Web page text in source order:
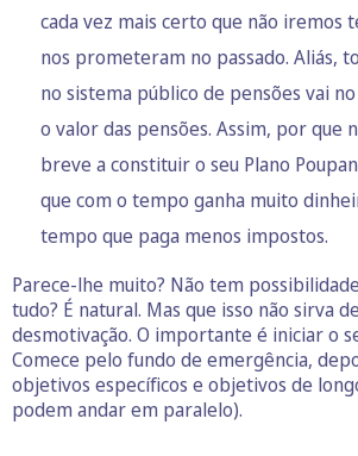
cada vez mais certo que não iremos
nos prometeram no passado. Aliás,
no sistema público de pensões vai
o valor das pensões. Assim, por que
breve a constituir o seu Plano
que com o tempo ganha muito
tempo que paga menos impostos.
Parece-lhe muito? Não tem
tudo? É natural. Mas que isso não sirva
desmotivação. O importante é iniciar o
Comece pelo fundo de emergência,
objetivos específicos e objetivos de
podem andar em paralelo).